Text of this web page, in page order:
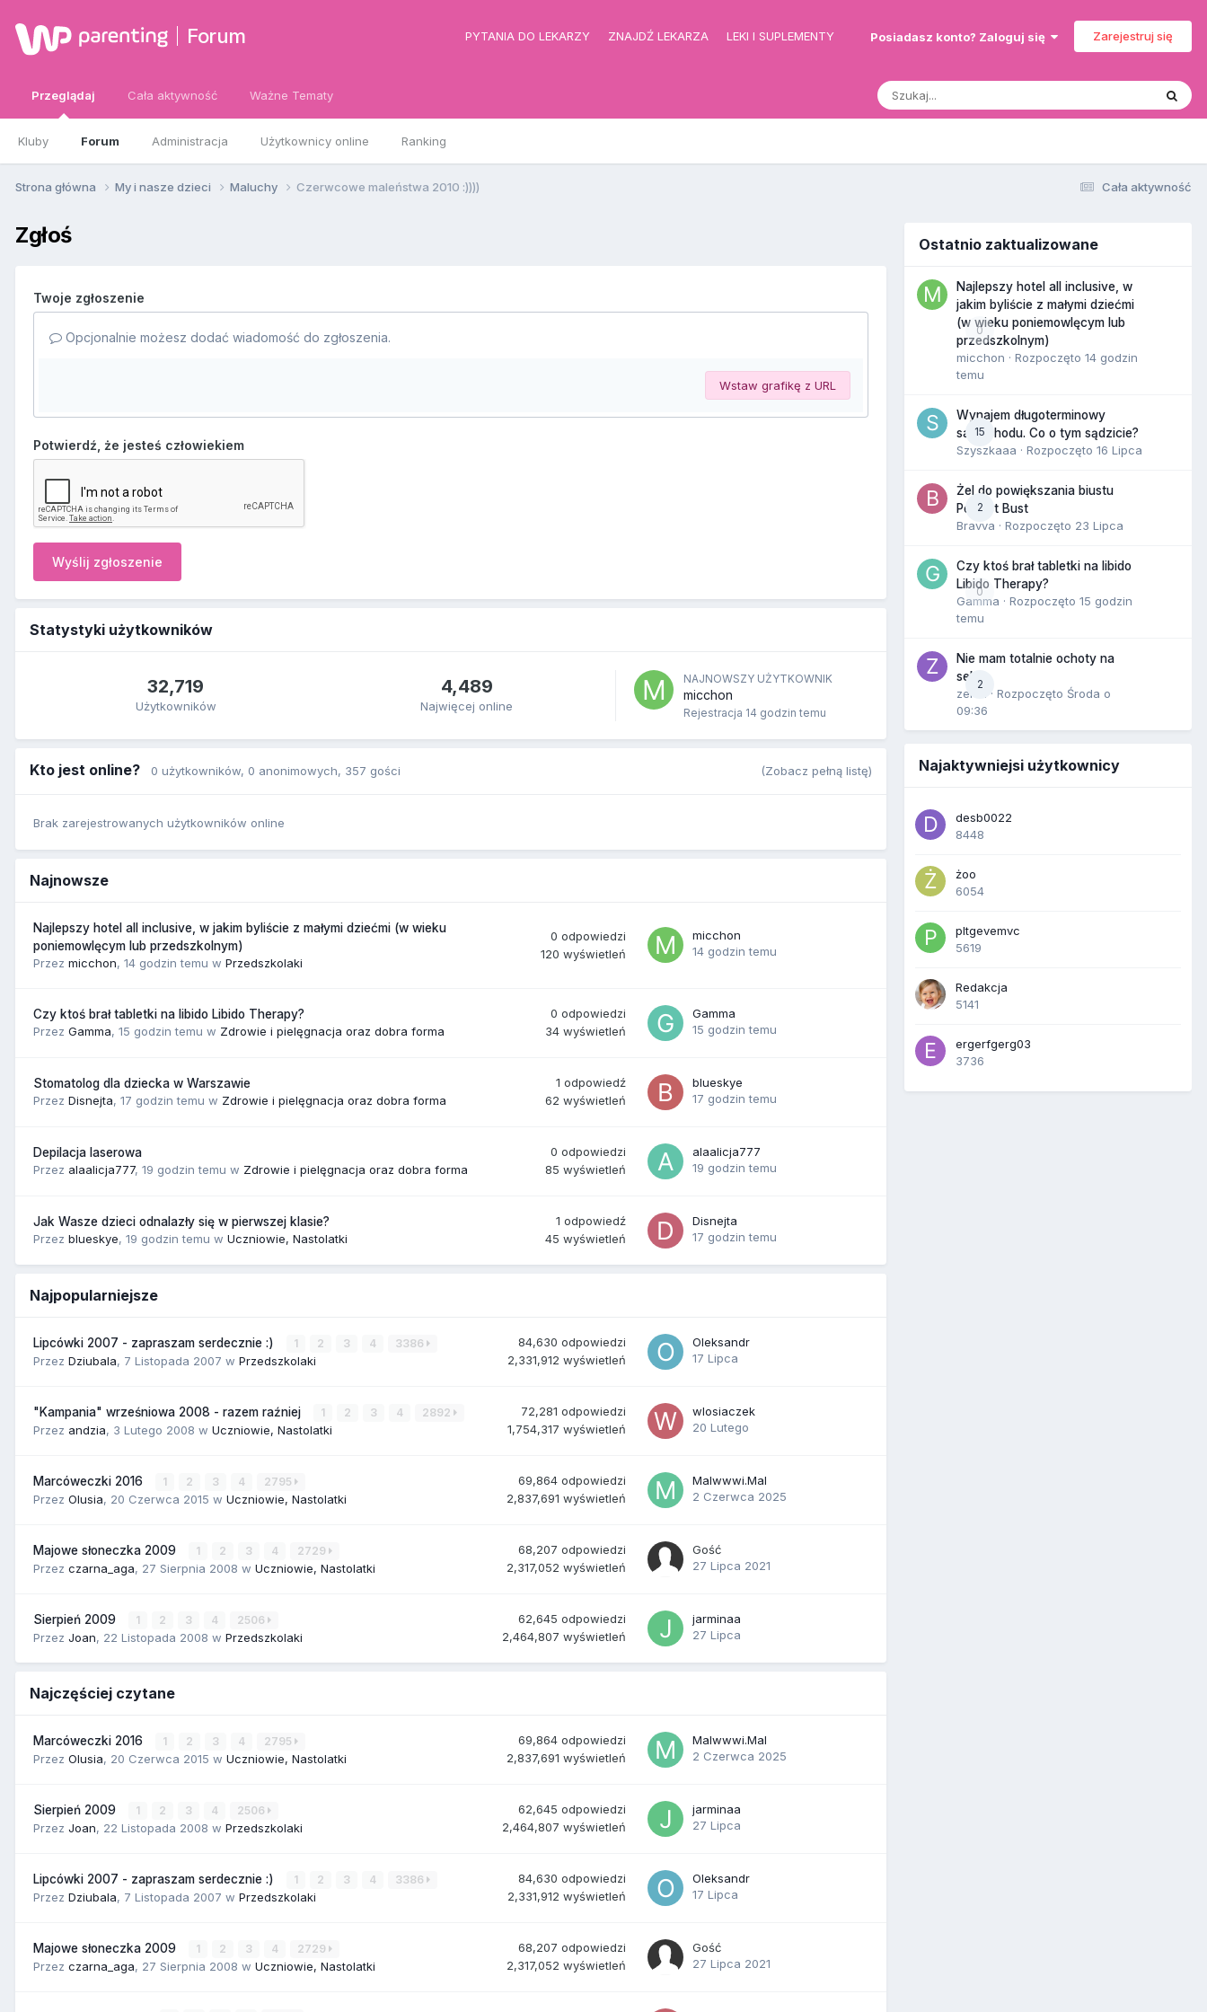
Forum PYTANIA DO LEKARZY ZNAJDŹ LEKARZA LEKI I SUPLEMENTY Posiadasz konto? Zaloguj się Zarejestruj się
Przeglądaj
Kluby Forum Administracja Użytkownicy online Ranking
Cała aktywność Ważne Tematy
Cała aktywność
Strona główna My i nasze dzieci Maluchy Czerwcowe maleństwa 2010 :))))
Zgłoś
Twoje zgłoszenie
Opcjonalnie możesz dodać wiadomość do zgłoszenia.
Wstaw grafikę z URL
Potwierdź, że jesteś człowiekiem
Wyślij zgłoszenie
Statystyki użytkowników
32,719
Użytkowników
4,489
Najwięcej online
NAJNOWSZY UŻYTKOWNIK
micchon
Rejestracja 14 godzin temu
Kto jest online? 0 użytkowników, 0 anonimowych, 357 gości (Zobacz pełną listę)
Brak zarejestrowanych użytkowników online
Najnowsze
Najlepszy hotel all inclusive, w jakim byliście z małymi dziećmi (w wieku
poniemowlęcym lub przedszkolnym)
Przez micchon, 14 godzin temu w Przedszkolaki
0 odpowiedzi
120 wyświetleń
micchon
14 godzin temu
Czy ktoś brał tabletki na libido Libido Therapy?
Przez Gamma, 15 godzin temu w Zdrowie i pielęgnacja oraz dobra forma
0 odpowiedzi
34 wyświetleń
Gamma
15 godzin temu
Stomatolog dla dziecka w Warszawie
Przez Disnejta, 17 godzin temu w Zdrowie i pielęgnacja oraz dobra forma
1 odpowiedź
62 wyświetleń
blueskye
17 godzin temu
Depilacja laserowa
Przez alaalicja777, 19 godzin temu w Zdrowie i pielęgnacja oraz dobra forma
0 odpowiedzi
85 wyświetleń
alaalicja777
19 godzin temu
Jak Wasze dzieci odnalazły się w pierwszej klasie?
Przez blueskye, 19 godzin temu w Uczniowie, Nastolatki
1 odpowiedź
45 wyświetleń
Disnejta
17 godzin temu
Najpopularniejsze
Lipcówki 2007 - zapraszam serdecznie :) 1 2 3 4 3386
Przez Dziubala, 7 Listopada 2007 w Przedszkolaki
84,630 odpowiedzi
2,331,912 wyświetleń
Oleksandr
17 Lipca
"Kampania" wrześniowa 2008 - razem raźniej 1 2 3 4 2892
Przez andzia, 3 Lutego 2008 w Uczniowie, Nastolatki
72,281 odpowiedzi
1,754,317 wyświetleń
wlosiaczek
20 Lutego
Marcóweczki 2016 1 2 3 4 2795
Przez Olusia, 20 Czerwca 2015 w Uczniowie, Nastolatki
69,864 odpowiedzi
2,837,691 wyświetleń
Malwwwi.Mal
2 Czerwca 2025
Majowe słoneczka 2009 1 2 3 4 2729
Przez czarna_aga, 27 Sierpnia 2008 w Uczniowie, Nastolatki
68,207 odpowiedzi
2,317,052 wyświetleń
Gość
27 Lipca 2021
Sierpień 2009 1 2 3 4 2506
Przez Joan, 22 Listopada 2008 w Przedszkolaki
62,645 odpowiedzi
2,464,807 wyświetleń
jarminaa
27 Lipca
Najczęściej czytane
Marcóweczki 2016 1 2 3 4 2795
Przez Olusia, 20 Czerwca 2015 w Uczniowie, Nastolatki
69,864 odpowiedzi
2,837,691 wyświetleń
Malwwwi.Mal
2 Czerwca 2025
Sierpień 2009 1 2 3 4 2506
Przez Joan, 22 Listopada 2008 w Przedszkolaki
62,645 odpowiedzi
2,464,807 wyświetleń
jarminaa
27 Lipca
Lipcówki 2007 - zapraszam serdecznie :) 1 2 3 4 3386
Przez Dziubala, 7 Listopada 2007 w Przedszkolaki
84,630 odpowiedzi
2,331,912 wyświetleń
Oleksandr
17 Lipca
Majowe słoneczka 2009 1 2 3 4 2729
Przez czarna_aga, 27 Sierpnia 2008 w Uczniowie, Nastolatki
68,207 odpowiedzi
2,317,052 wyświetleń
Gość
27 Lipca 2021
Ostatnio zaktualizowane
0
Najlepszy hotel all inclusive, w
jakim byliście z małymi dziećmi
(w wieku poniemowlęcym lub
przedszkolnym)
micchon · Rozpoczęto 14 godzin
temu
15
Wynajem długoterminowy
samochodu. Co o tym sądzicie?
Szyszkaaa · Rozpoczęto 16 Lipca
2
Żel do powiększania biustu
Perfect Bust
Bravva · Rozpoczęto 23 Lipca
0
Czy ktoś brał tabletki na libido
Libido Therapy?
Gamma · Rozpoczęto 15 godzin
temu
2
Nie mam totalnie ochoty na
seks
zenla
· Rozpoczęto Środa o
09:36
Najaktywniejsi użytkownicy
desb0022
8448
żoo
6054
pltgevemvc
5619
Redakcja
5141
ergerfgerg03
3736